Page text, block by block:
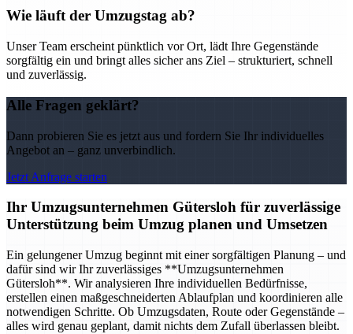
Wie läuft der Umzugstag ab?
Unser Team erscheint pünktlich vor Ort, lädt Ihre Gegenstände
sorgfältig ein und bringt alles sicher ans Ziel – strukturiert, schnell
und zuverlässig.
Alle Fragen geklärt?
Dann probieren Sie es jetzt aus und fordern Sie Ihr individuelles
Angebot an – ganz unverbindlich.
Jetzt Anfrage starten
Ihr Umzugsunternehmen Gütersloh für zuverlässige
Unterstützung beim Umzug planen und Umsetzen
Ein gelungener Umzug beginnt mit einer sorgfältigen Planung – und
dafür sind wir Ihr zuverlässiges **Umzugsunternehmen
Gütersloh**. Wir analysieren Ihre individuellen Bedürfnisse,
erstellen einen maßgeschneiderten Ablaufplan und koordinieren alle
notwendigen Schritte. Ob Umzugsdaten, Route oder Gegenstände –
alles wird genau geplant, damit nichts dem Zufall überlassen bleibt.